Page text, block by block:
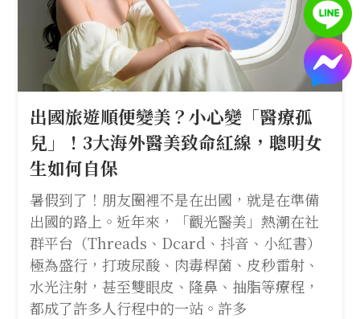
出國旅遊順便變美？小心變「醫療孤
兒」！3大海外醫美致命紅線，聰明女
生如何自保
暑假到了！朋友圈裡不是在出國，就是在準備
出國的路上。近年來，「觀光醫美」熱潮在社
群平台（Threads、Dcard、抖音、小紅書）
極為盛行，打玻尿酸、肉毒桿菌、皮秒雷射、
水光注射，甚至雙眼皮、隆鼻、抽脂等療程，
都成了許多人行程中的一站。許多